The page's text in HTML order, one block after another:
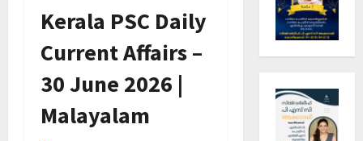
Kerala PSC Daily
Current Affairs –
30 June 2026 |
Malayalam